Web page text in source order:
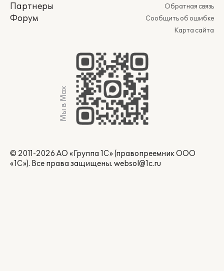
Партнеры
Форум
Обратная связь
Сообщить об ошибке
Карта сайта
Мы в Max
© 2011-2026 АО «Группа 1С» (правопреемник ООО
«1С»). Все права защищены. websol@1c.ru